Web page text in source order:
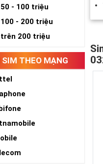
- 100 triệu
- 200 triệu
200 triệu
THEO MẠNG